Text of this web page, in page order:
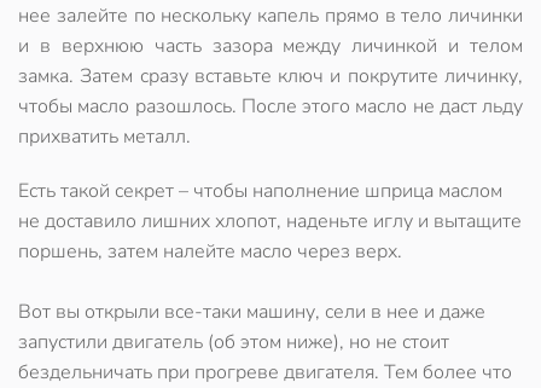
нее залейте по нескольку капель прямо в тело личинки
и в верхнюю часть зазора между личинкой и телом
замка. Затем сразу вставьте ключ и покрутите личинку,
чтобы масло разошлось. После этого масло не даст льду
прихватить металл.
Есть такой секрет – чтобы наполнение шприца маслом
не доставило лишних хлопот, наденьте иглу и вытащите
поршень, затем налейте масло через верх.
Вот вы открыли все-таки машину, сели в нее и даже
запустили двигатель (об этом ниже), но не стоит
бездельничать при прогреве двигателя. Тем более что